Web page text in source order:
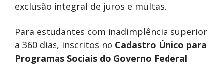
exclusão integral de juros e multas.
Para estudantes com inadimplência superior
a 360 dias, inscritos no Cadastro Único para
Programas Sociais do Governo Federal